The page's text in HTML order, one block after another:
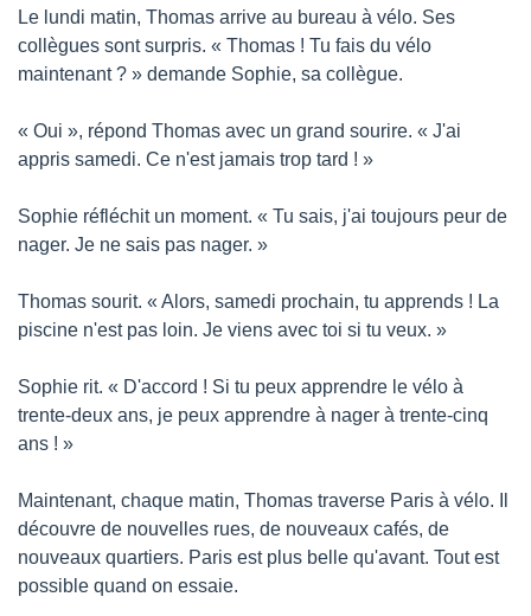
Le lundi matin, Thomas arrive au bureau à vélo. Ses
collègues sont surpris. « Thomas ! Tu fais du vélo
maintenant ? » demande Sophie, sa collègue.
« Oui », répond Thomas avec un grand sourire. « J'ai
appris samedi. Ce n'est jamais trop tard ! »
Sophie réfléchit un moment. « Tu sais, j'ai toujours peur de
nager. Je ne sais pas nager. »
Thomas sourit. « Alors, samedi prochain, tu apprends ! La
piscine n'est pas loin. Je viens avec toi si tu veux. »
Sophie rit. « D'accord ! Si tu peux apprendre le vélo à
trente-deux ans, je peux apprendre à nager à trente-cinq
ans ! »
Maintenant, chaque matin, Thomas traverse Paris à vélo. Il
découvre de nouvelles rues, de nouveaux cafés, de
nouveaux quartiers. Paris est plus belle qu'avant. Tout est
possible quand on essaie.